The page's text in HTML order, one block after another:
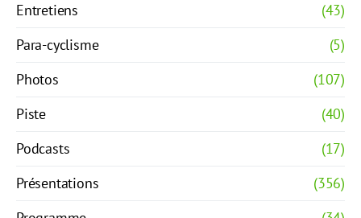
Entretiens
(43)
Para-cyclisme
(5)
Photos
(107)
Piste
(40)
Podcasts
(17)
Présentations
(356)